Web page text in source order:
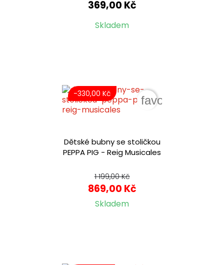
369,00 Kč
Skladem
Dětské bubny se stoličkou
PEPPA PIG - Reig Musicales
1 199,00 Kč
869,00 Kč
Skladem
-330,00 Kč
favorite_border